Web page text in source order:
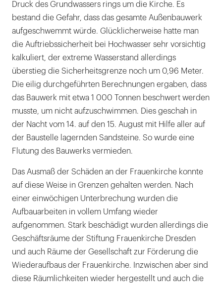
Druck des Grundwassers rings um die Kirche. Es
bestand die Gefahr, dass das gesamte Außenbauwerk
aufgeschwemmt würde. Glücklicherweise hatte man
die Auftriebssicherheit bei Hochwasser sehr vorsichtig
kalkuliert, der extreme Wasserstand allerdings
überstieg die Sicherheitsgrenze noch um 0,96 Meter.
Die eilig durchgeführten Berechnungen ergaben, dass
das Bauwerk mit etwa 1 000 Tonnen beschwert werden
musste, um nicht aufzuschwimmen. Dies geschah in
der Nacht vom 14. auf den 15. August mit Hilfe aller auf
der Baustelle lagernden Sandsteine. So wurde eine
Flutung des Bauwerks vermieden.
Das Ausmaß der Schäden an der Frauenkirche konnte
auf diese Weise in Grenzen gehalten werden. Nach
einer einwöchigen Unterbrechung wurden die
Aufbauarbeiten in vollem Umfang wieder
aufgenommen. Stark beschädigt wurden allerdings die
Geschäftsräume der Stiftung Frauenkirche Dresden
und auch Räume der Gesellschaft zur Förderung die
Wiederaufbaus der Frauenkirche. Inzwischen aber sind
diese Räumlichkeiten wieder hergestellt und auch die